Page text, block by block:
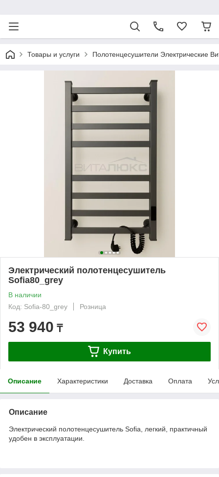
Товары и услуги Полотенцесушители Электрические
Электрический полотенцесушитель
Sofia80_grey
В наличии
Код: Sofia-80_grey
Розница
53 940 ₸
Купить
Описание Характеристики Доставка Оплата
Описание
Электрический полотенцесушитель Sofia, легкий, практичный
удобен в эксплуатации.